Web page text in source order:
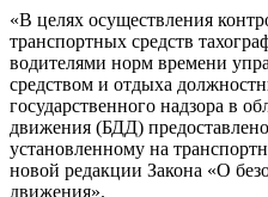
«В целях осуществления
транспортных средств
водителями норм времени
средством и отдыха
государственного надзора в
движения (БДД)
установленному на
новой редакции Закона «О
движения».